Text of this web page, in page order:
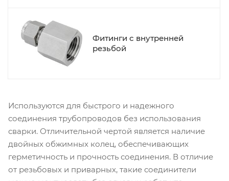
Фитинги с внутренней
резьбой
Используются для быстрого и надежного
соединения трубопроводов без использования
сварки. Отличительной чертой является наличие
двойных обжимных колец, обеспечивающих
герметичность и прочность соединения. В отличие
от резьбовых и приварных, такие соединители